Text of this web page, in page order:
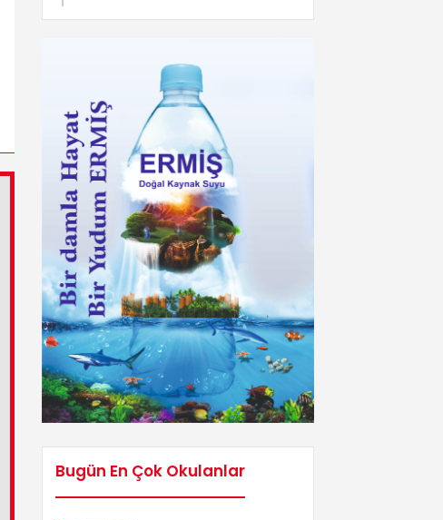
Bugün En Çok Okulanlar